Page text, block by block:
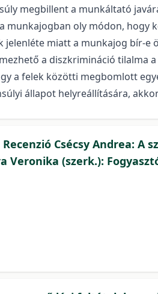
megbillent a munkáltató
munkajogban oly módon, hogy
jelenléte miatt a munkajog bír-
a diszkrimináció tilalma
a felek közötti megbomlott
állapot helyreállítására,
Csécsy Andrea: A
Veronika (szerk.):